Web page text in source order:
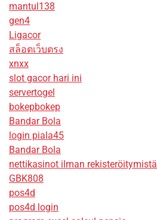
mantul138
gen4
Ligacor
สล็อตเว็บตรง
xnxx
slot gacor hari ini
servertogel
bokepbokep
Bandar Bola
login piala45
Bandar Bola
nettikasinot ilman rekisteröitymistä
GBK808
pos4d
pos4d login